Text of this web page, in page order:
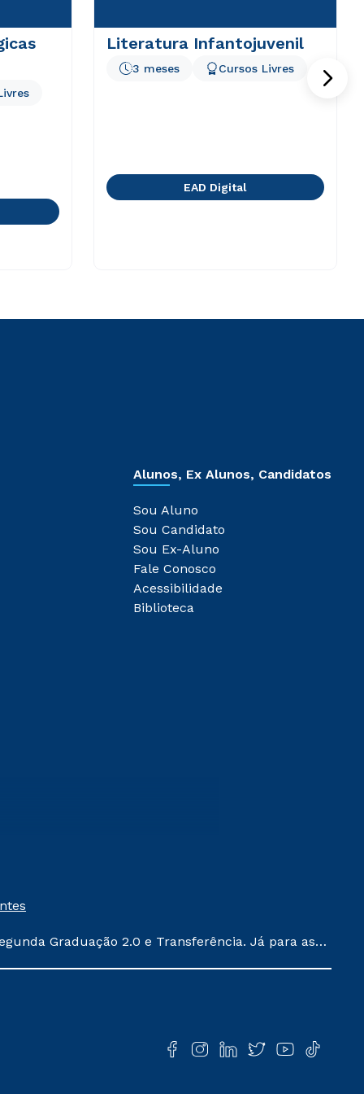
Literatura Infantojuvenil
3 meses Cursos Livres
EAD Digital
Alunos, Ex Alunos, Candidatos
Sou Aluno
Sou Candidato
Sou Ex-Aluno
Fale Conosco
Acessibilidade
Biblioteca
Graduação 2.0 e Transferência. Já para as